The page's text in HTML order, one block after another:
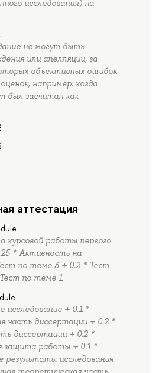
исследования) на
не могут быть
или апелляции, за
объективных ошибок
например: когда
был засчитан как
аттестация
курсовой работы первого
* Активность на
по теме 3 + 0.2 * Тест
по теме 1
исследование + 0.1 *
часть диссертации + 0.2 *
диссертации + 0.2 *
защита работы + 0.1 *
результаты исследования